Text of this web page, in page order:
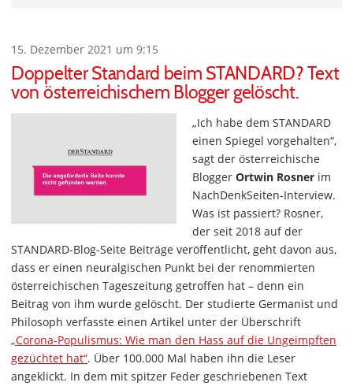
15. Dezember 2021 um 9:15
Doppelter Standard beim STANDARD? Text
von österreichischem Blogger gelöscht.
„Ich habe dem STANDARD
einen Spiegel vorgehalten“,
sagt der österreichische
Blogger Ortwin Rosner im
NachDenkSeiten-Interview.
Was ist passiert? Rosner,
der seit 2018 auf der
STANDARD-Blog-Seite Beiträge veröffentlicht, geht davon aus,
dass er einen neuralgischen Punkt bei der renommierten
österreichischen Tageszeitung getroffen hat – denn ein
Beitrag von ihm wurde gelöscht. Der studierte Germanist und
Philosoph verfasste einen Artikel unter der Überschrift
„Corona-Populismus: Wie man den Hass auf die Ungeimpften
gezüchtet hat“. Über 100.000 Mal haben ihn die Leser
angeklickt. In dem mit spitzer Feder geschriebenen Text